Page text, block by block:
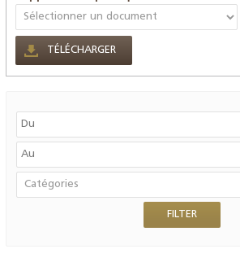
TÉLÉCHARGER